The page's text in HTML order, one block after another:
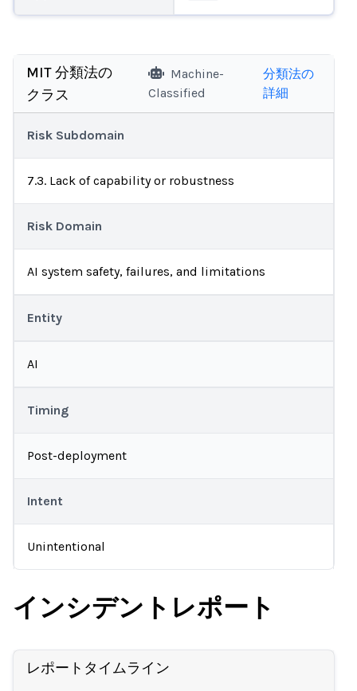
MIT 分類法の
クラス
Machine-
Classified
分類法の
詳細
Risk Subdomain
7.3. Lack of capability or robustness
Risk Domain
AI system safety, failures, and limitations
Entity
AI
Timing
Post-deployment
Intent
Unintentional
インシデントレポート
レポートタイムライン